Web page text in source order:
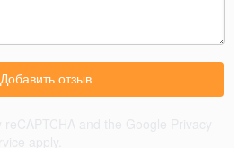
Добавить отзыв